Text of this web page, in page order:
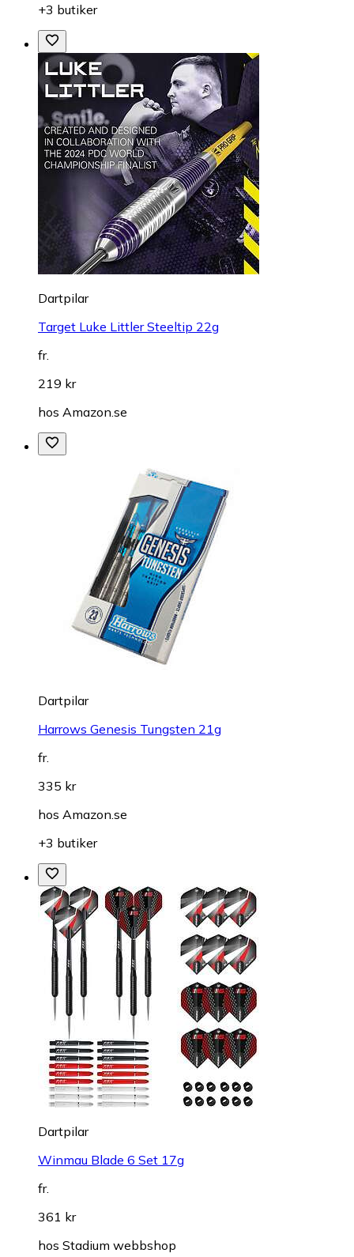
+3 butiker
Dartpilar
Target Luke Littler Steeltip 22g
fr.
219 kr
hos Amazon.se
Dartpilar
Harrows Genesis Tungsten 21g
fr.
335 kr
hos Amazon.se
+3 butiker
Dartpilar
Winmau Blade 6 Set 17g
fr.
361 kr
hos Stadium webbshop